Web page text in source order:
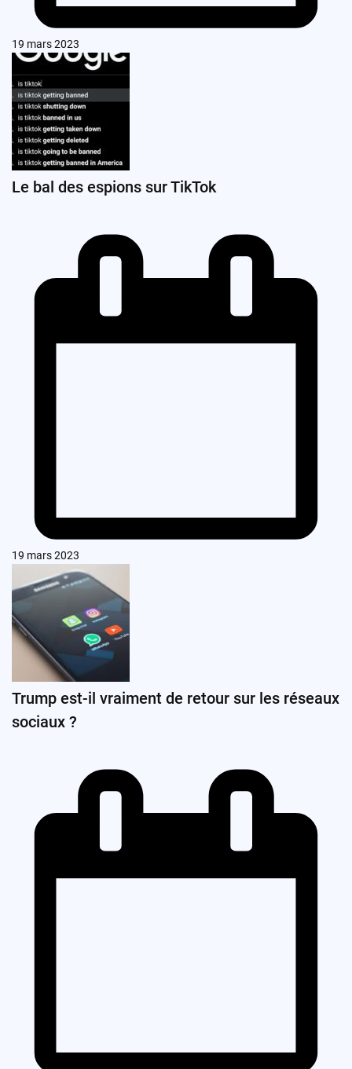
19 mars 2023
Le bal des espions sur TikTok
19 mars 2023
Trump est-il vraiment de retour sur les réseaux
sociaux ?